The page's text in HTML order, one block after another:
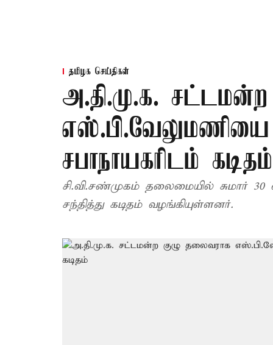
தமிழக செய்திகள்
அ.தி.மு.க.
எஸ்.பி.வேலுமணியை
சபாநாயகரிடம் கடிதம்
சி.வி.சண்முகம் தலைமையில் சுமார்
சந்தித்து கடிதம் வழங்கியுள்ளனர்.